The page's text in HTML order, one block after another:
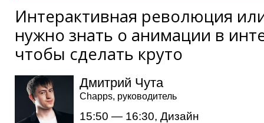
Интерактивная революция
нужно знать о анимации в
чтобы сделать круто
Дмитрий Чута
Chapps, руководитель
15:50 — 16:30, Дизайн